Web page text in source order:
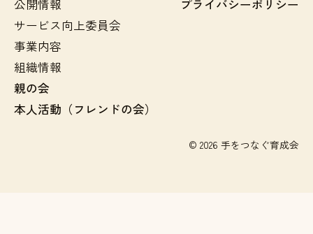
公開情報
サービス向上委員会
事業内容
組織情報
プライバシーポリシー
親の会
本人活動（フレンドの会）
© 2026 手をつなぐ育成会